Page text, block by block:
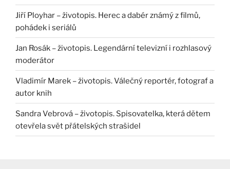
Jiří Ployhar – životopis. Herec a dabér známý z filmů,
pohádek i seriálů
Jan Rosák – životopis. Legendární televizní i rozhlasový
moderátor
Vladimír Marek – životopis. Válečný reportér, fotograf a
autor knih
Sandra Vebrová – životopis. Spisovatelka, která dětem
otevřela svět přátelských strašidel